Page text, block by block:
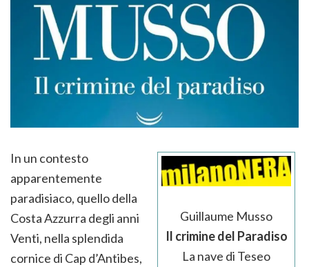
Guillaume Musso
Il crimine del Paradiso
La nave di Teseo
In un contesto
apparentemente
paradisiaco, quello della
Costa Azzurra degli anni
Venti, nella splendida
cornice di Cap d’Antibes,